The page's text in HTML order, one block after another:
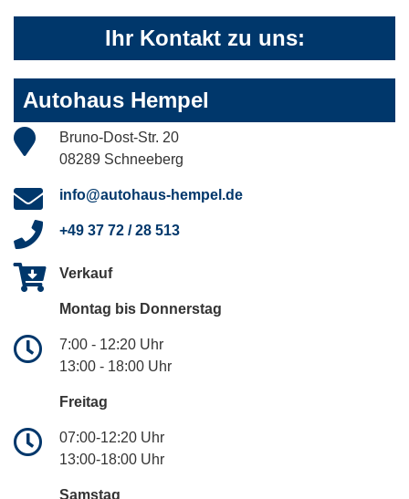
Ihr Kontakt zu uns:
Autohaus Hempel
Bruno-Dost-Str. 20
08289 Schneeberg
info@autohaus-hempel.de
+49 37 72 / 28 513
Verkauf
Montag bis Donnerstag
7:00 - 12:20 Uhr
13:00 - 18:00 Uhr
Freitag
07:00-12:20 Uhr
13:00-18:00 Uhr
Samstag